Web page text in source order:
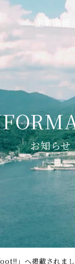
企業情報
お知らせ
」へ掲載されまし